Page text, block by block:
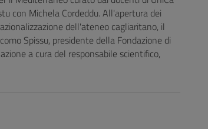
con Michela Cordeddu. All'apertura dei
dell'ateneo cagliaritano, il
Spissu, presidente della Fondazione di
a cura del responsabile scientifico,